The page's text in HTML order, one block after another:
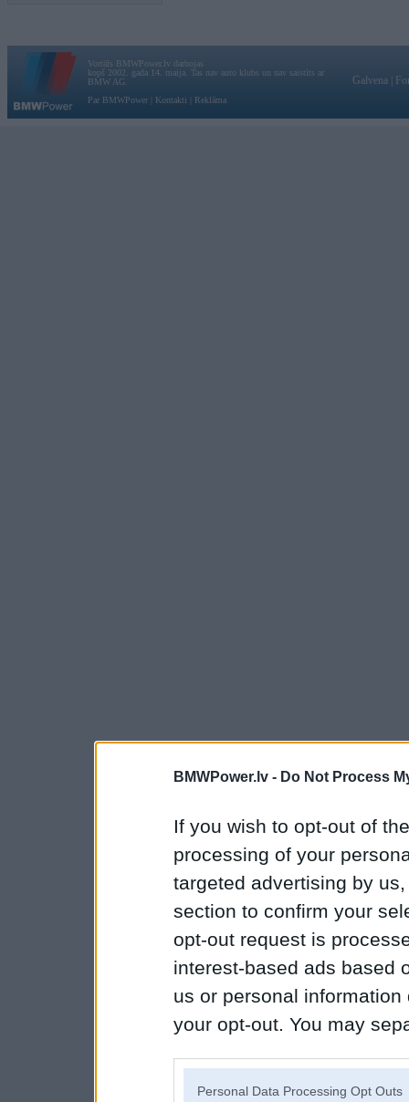
BMWPower.lv - Do Not Process
If you wish to opt-out of
processing of your
targeted advertising by
section to confirm your
opt-out request is
interest-based ads based
us or personal
your opt-out. You may
Personal Data Processing Opt Outs
Vortāls BMWPower.lv darbojas
kopš 2002. gada 14. maija. Tas nav auto klubs un nav saistīts ar
BMW AG.
Par BMWPower
Kontakti Reklāma
Galvena